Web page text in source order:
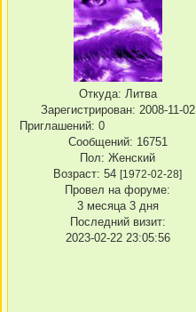
Откуда: Литва
Зарегистрирован: 2008-11-02
Приглашений: 0
Сообщений: 16751
Пол: Женский
Возраст: 54 [1972-02-28]
Провел на форуме:
3 месяца 3 дня
Последний визит:
2023-02-22 23:05:56